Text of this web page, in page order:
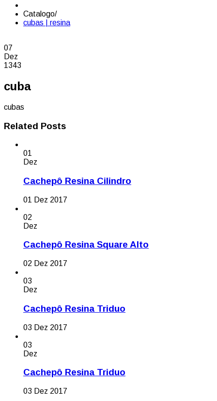
Catalogo/
cubas | resina
07
Dez
1343
cuba
cubas
Related Posts
01
Dez
Cachepô Resina Cilindro
01 Dez 2017
02
Dez
Cachepô Resina Square Alto
02 Dez 2017
03
Dez
Cachepô Resina Triduo
03 Dez 2017
03
Dez
Cachepô Resina Triduo
03 Dez 2017